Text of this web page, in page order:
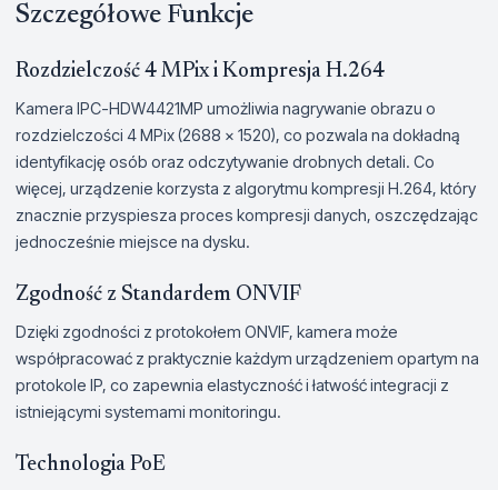
Szczegółowe Funkcje
Rozdzielczość 4 MPix i Kompresja H.264
Kamera IPC-HDW4421MP umożliwia nagrywanie obrazu o
rozdzielczości 4 MPix (2688 x 1520), co pozwala na dokładną
identyfikację osób oraz odczytywanie drobnych detali. Co
więcej, urządzenie korzysta z algorytmu kompresji H.264, który
znacznie przyspiesza proces kompresji danych, oszczędzając
jednocześnie miejsce na dysku.
Zgodność z Standardem ONVIF
Dzięki zgodności z protokołem ONVIF, kamera może
współpracować z praktycznie każdym urządzeniem opartym na
protokole IP, co zapewnia elastyczność i łatwość integracji z
istniejącymi systemami monitoringu.
Technologia PoE